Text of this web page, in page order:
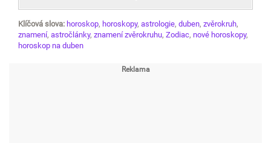
Klíčová slova: horoskop, horoskopy, astrologie, duben, zvěrokruh,
znamení, astročlánky, znamení zvěrokruhu, Zodiac, nové horoskopy,
horoskop na duben